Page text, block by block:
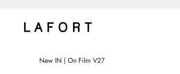
LAFORT
New IN | On Film V27